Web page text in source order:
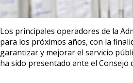
Los principales operadores de la
para los próximos años, con la
garantizar y mejorar el servicio
ha sido presentado ante el Consejo